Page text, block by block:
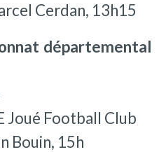
Cerdan, 13h15
départemental
Joué Football Club
Bouin, 15h